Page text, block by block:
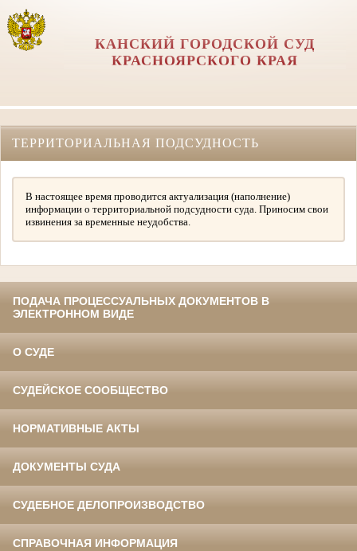
КАНСКИЙ ГОРОДСКОЙ СУД
КРАСНОЯРСКОГО КРАЯ
ТЕРРИТОРИАЛЬНАЯ ПОДСУДНОСТЬ
В настоящее время проводится актуализация (наполнение)
информации о территориальной подсудности суда. Приносим свои
извинения за временные неудобства.
ПОДАЧА ПРОЦЕССУАЛЬНЫХ ДОКУМЕНТОВ В
ЭЛЕКТРОННОМ ВИДЕ
О СУДЕ
СУДЕЙСКОЕ СООБЩЕСТВО
НОРМАТИВНЫЕ АКТЫ
ДОКУМЕНТЫ СУДА
СУДЕБНОЕ ДЕЛОПРОИЗВОДСТВО
СПРАВОЧНАЯ ИНФОРМАЦИЯ